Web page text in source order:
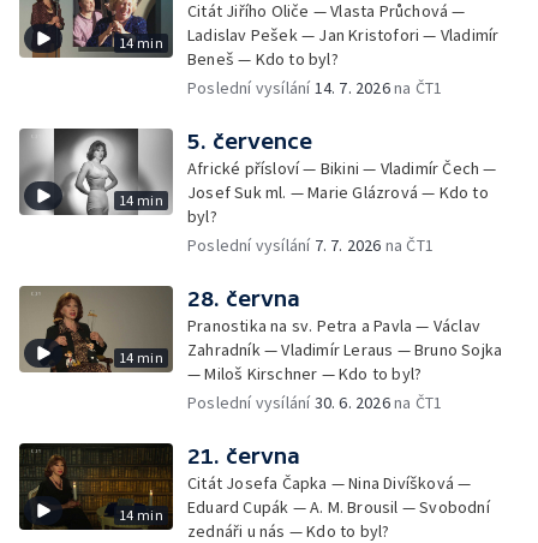
14 min
Citát Jiřího Oliče — Vlasta Průchová —
Ladislav Pešek — Jan Kristofori — Vladimír
Beneš — Kdo to byl?
Poslední vysílání14. 7. 2026na ČT1
14 min
5. července
Africké přísloví — Bikini — Vladimír Čech —
Josef Suk ml. — Marie Glázrová — Kdo to
byl?
Poslední vysílání 7. 7. 2026 na ČT1
14 min
28. června
Pranostika na sv. Petra a Pavla — Václav
Zahradník — Vladimír Leraus — Bruno Sojka
— Miloš Kirschner — Kdo to byl?
Poslední vysílání30. 6. 2026na ČT1
14 min
21. června
Citát Josefa Čapka — Nina Divíšková —
Eduard Cupák — A. M. Brousil — Svobodní
zednáři u nás — Kdo to byl?